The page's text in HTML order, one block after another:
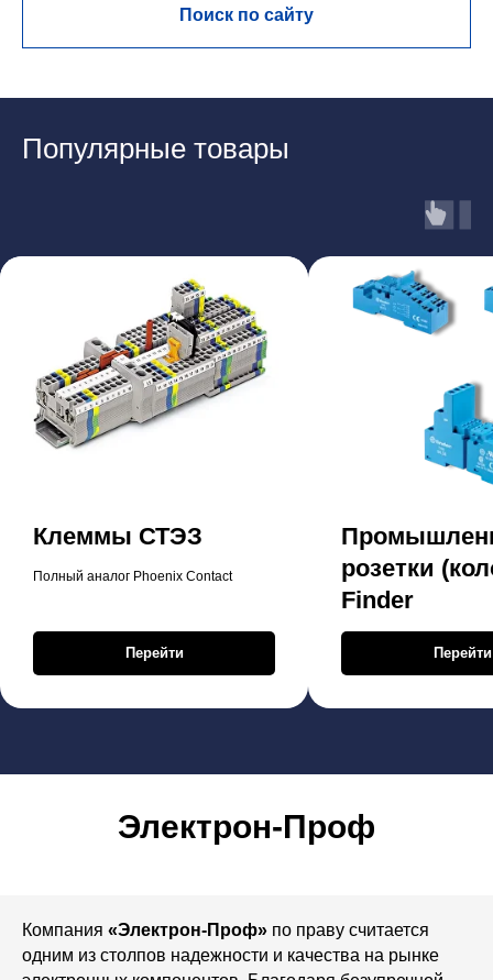
Поиск по сайту
Популярные товары
Клеммы СТЭЗ
Полный аналог Phoenix Contact
Перейти
розетки
Finder
Перейти
Электрон-Проф
Компания «Электрон-Проф» по праву считается
одним из столпов надежности и качества на рынке